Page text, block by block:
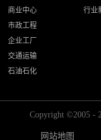
商业中心
市政工程
企业工厂
交通运输
石油石化
行业
Copyright ©2005 -
网站地图